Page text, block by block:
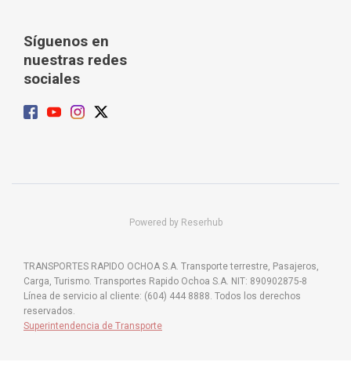
Síguenos en
nuestras redes
sociales
Powered by Reserhub
TRANSPORTES RAPIDO OCHOA S.A. Transporte terrestre, Pasajeros,
Carga, Turismo. Transportes Rapido Ochoa S.A. NIT: 890902875-8
Línea de servicio al cliente: (604) 444 8888. Todos los derechos
reservados.
Superintendencia de Transporte